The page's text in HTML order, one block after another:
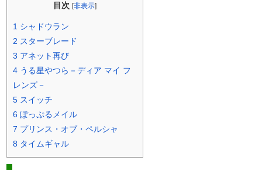
目次 [非表示]
1 シャドウラン
2 スターブレード
3 アネット再び
4 うる星やつら－ディア マイ フ
レンズ－
5 スイッチ
6 ぽっぷるメイル
7 プリンス・オブ・ペルシャ
8 タイムギャル